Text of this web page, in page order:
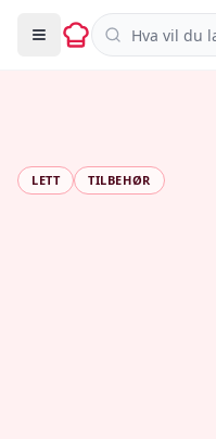
Søk i oppskrifter
LETT TILBEHØR